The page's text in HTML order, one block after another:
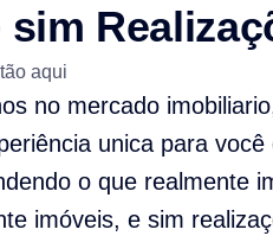
aqui
no mercado
unica para você
o que realmente
imóveis, e sim